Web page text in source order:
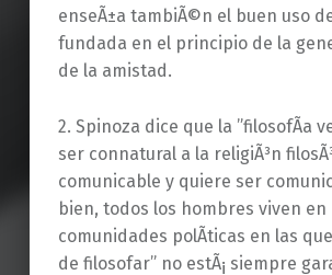
enseÃ±a tambiÃ©n el buen uso
fundada en el principio de la
de la amistad.
2. Spinoza dice que la ”filosofÃ­a
ser connatural a la religiÃ³n
comunicable y quiere ser
bien, todos los hombres viven en
comunidades polÃ­ticas en las
de filosofar” no estÃ¡ siempre